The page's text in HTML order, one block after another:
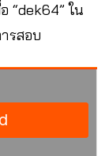
“dek64” ใน
รสอบ